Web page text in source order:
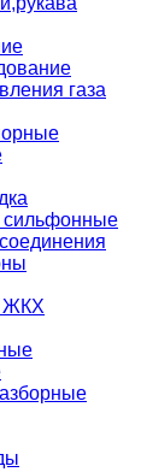
газа
сильфонные
ЖКХ